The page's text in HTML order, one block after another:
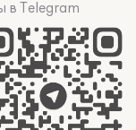
в Telegram